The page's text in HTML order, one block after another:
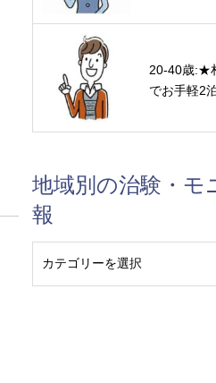
20-40歳:★
でお手軽2
地域別の治験・モ
報